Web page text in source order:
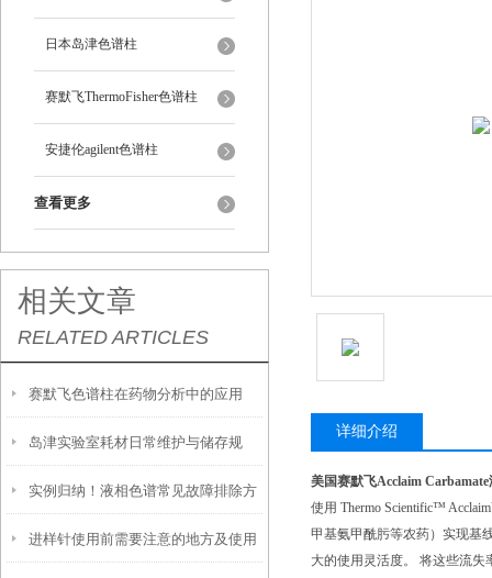
日本岛津色谱柱
赛默飞ThermoFisher色谱柱
安捷伦agilent色谱柱
查看更多
相关文章
RELATED ARTICLES
赛默飞色谱柱在药物分析中的应用
岛津实验室耗材日常维护与储存规
范，延长使用寿命
实例归纳！液相色谱常见故障排除方
法
进样针使用前需要注意的地方及使用
详细介绍
美国赛默飞Acclaim
使用 Thermo Scientific™
甲基氨甲酰肟等农药）实现基
大的使用灵活度。 将这些流失